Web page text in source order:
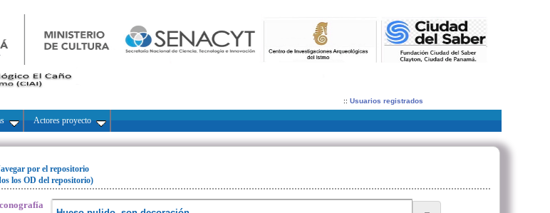
:: Usuarios registrados
Actores proyecto
por el repositorio
los OD del repositorio)